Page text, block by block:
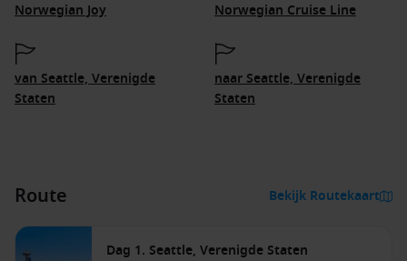
Norwegian Joy Norwegian Cruise Line
van Seattle, Verenigde
Staten
naar Seattle, Verenigde
Staten
Route Bekijk Routekaart
Dag 1. Seattle, Verenigde Staten